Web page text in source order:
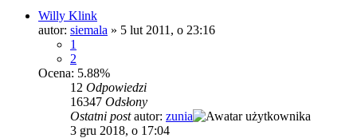
Willy Klink
autor: siemala » 5 lut 2011, o 23:16
1
2
Ocena: 5.88%
12 Odpowiedzi
16347 Odsłony
Ostatni postautor: zunia
3 gru 2018, o 17:04